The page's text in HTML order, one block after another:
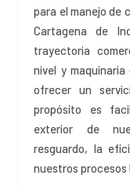
para el manejo de
Cartagena de
trayectoria
nivel y
ofrecer un
propósito es
exterior de
resguardo, la
nuestros